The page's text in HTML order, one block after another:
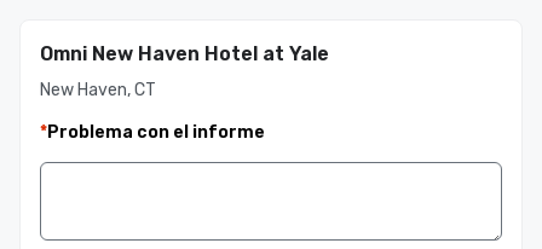
Omni New Haven Hotel at Yale
New Haven, CT
*Problema con el informe